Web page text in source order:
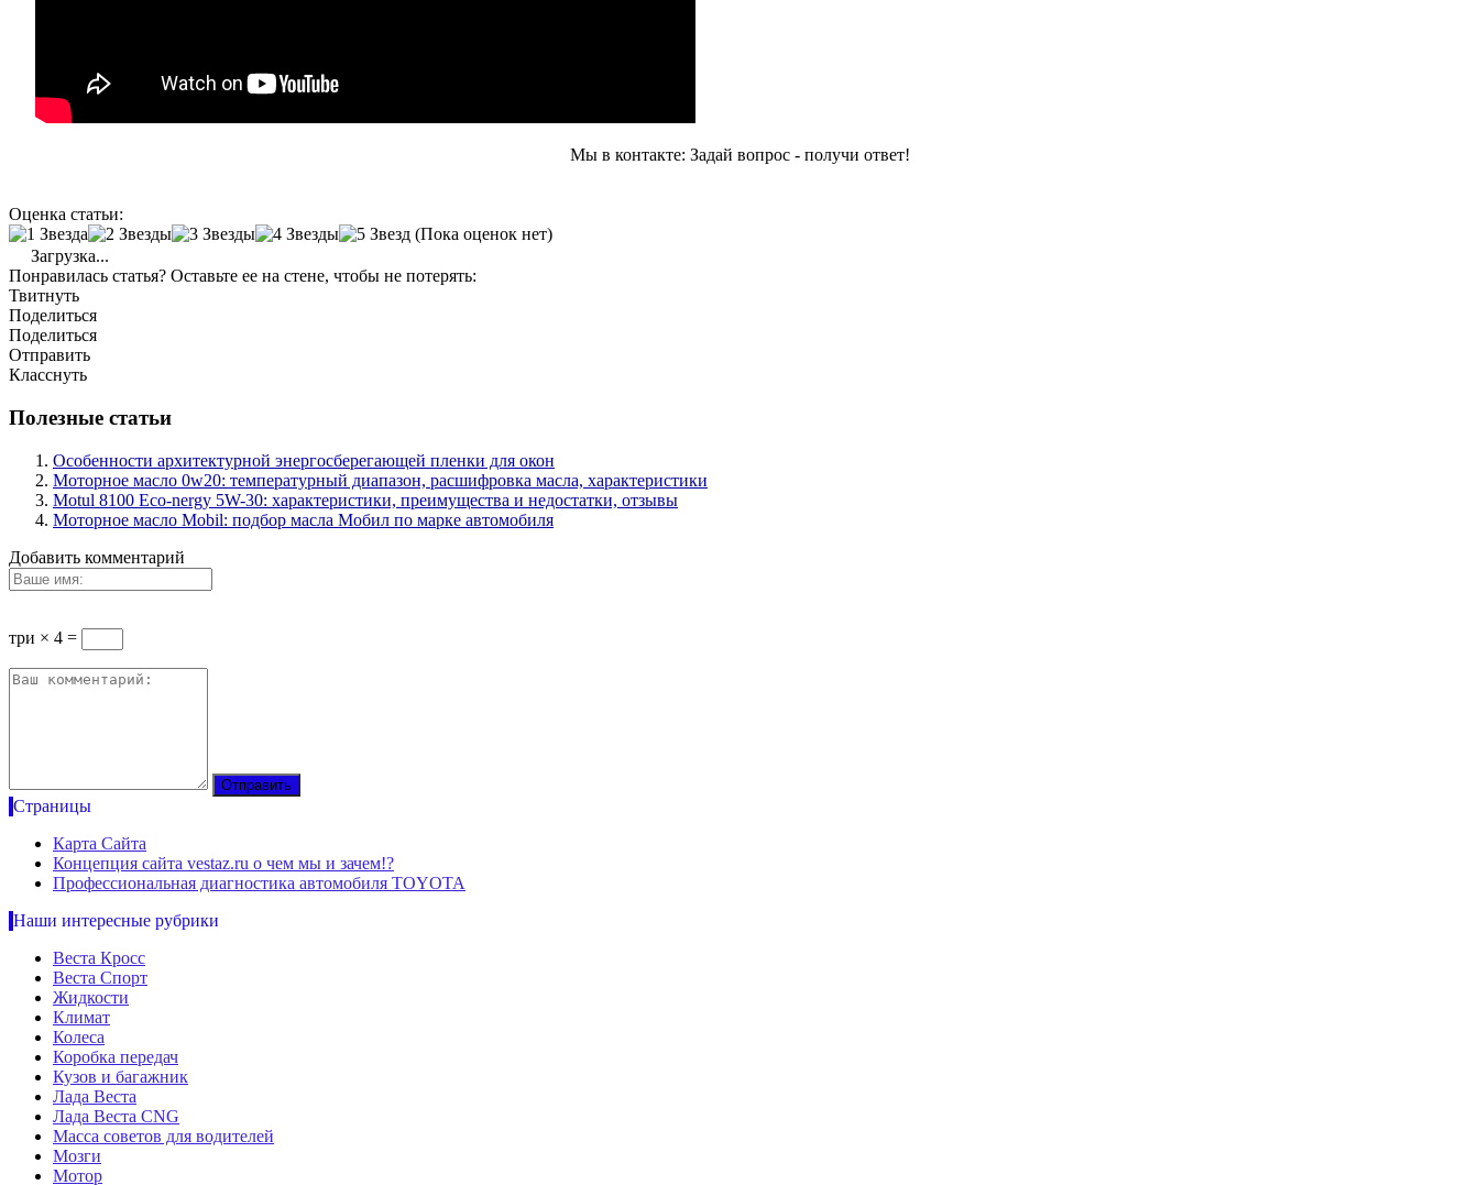
Мы в контакте: Задай вопрос - получи ответ!
Оценка статьи:
(Пока оценок нет)
Загрузка...
Понравилась статья? Оставьте ее на стене, чтобы не потерять:
Твитнуть
Поделиться
Поделиться
Отправить
Класснуть
Полезные статьи
Особенности архитектурной энергосберегающей пленки для окон
Моторное масло 0w20: температурный диапазон, расшифровка масла, характеристики
Motul 8100 Eco-nergy 5W-30: характеристики, преимущества и недостатки, отзывы
Моторное масло Mobil: подбор масла Мобил по марке автомобиля
Добавить комментарий
три × 4 =
Страницы
Карта Сайта
Концепция сайта vestaz.ru о чем мы и зачем!?
Профессиональная диагностика автомобиля TOYOTA
Наши интересные рубрики
Веста Кросс
Веста Спорт
Жидкости
Климат
Колеса
Коробка передач
Кузов и багажник
Лада Веста
Лада Веста CNG
Масса советов для водителей
Мозги
Мотор